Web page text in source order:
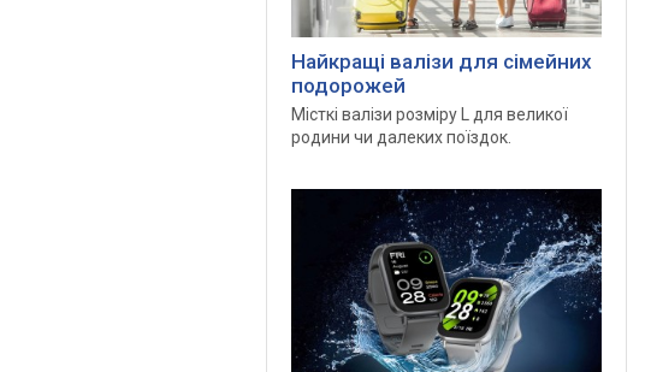
Найкращі валізи для сімейних
подорожей
Місткі валізи розміру L для великої
родини чи далеких поїздок.